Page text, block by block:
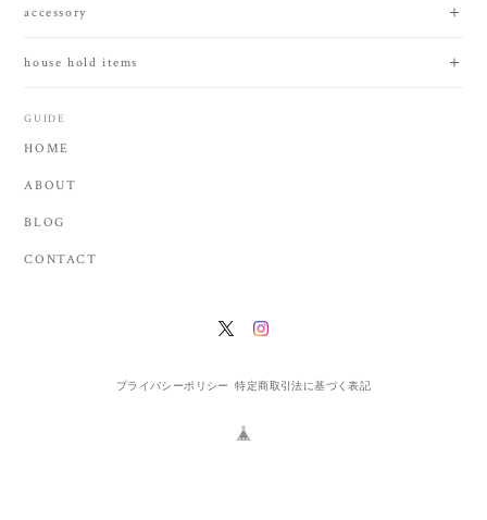
accessory
house hold items
GUIDE
HOME
ABOUT
BLOG
CONTACT
プライバシーポリシー 特定商取引法に基づく表記